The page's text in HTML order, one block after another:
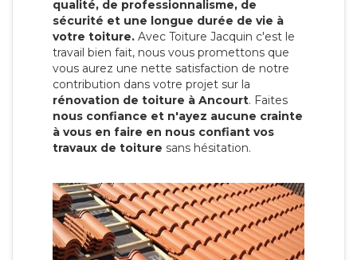
qualité, de professionnalisme, de
sécurité et une longue durée de vie à
votre toiture. Avec Toiture Jacquin c'est le
travail bien fait, nous vous promettons que
vous aurez une nette satisfaction de notre
contribution dans votre projet sur la
rénovation de toiture à Ancourt. Faites
nous confiance et n'ayez aucune crainte
à vous en faire en nous confiant vos
travaux de toiture sans hésitation.